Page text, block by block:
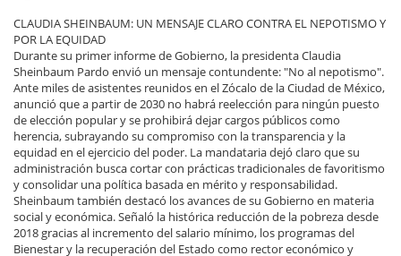
CLAUDIA SHEINBAUM: UN MENSAJE CLARO CONTRA EL NEPOTISMO Y
POR LA EQUIDAD
Durante su primer informe de Gobierno, la presidenta Claudia
Sheinbaum Pardo envió un mensaje contundente: "No al nepotismo".
Ante miles de asistentes reunidos en el Zócalo de la Ciudad de México,
anunció que a partir de 2030 no habrá reelección para ningún puesto
de elección popular y se prohibirá dejar cargos públicos como
herencia, subrayando su compromiso con la transparencia y la
equidad en el ejercicio del poder. La mandataria dejó claro que su
administración busca cortar con prácticas tradicionales de favoritismo
y consolidar una política basada en mérito y responsabilidad.
Sheinbaum también destacó los avances de su Gobierno en materia
social y económica. Señaló la histórica reducción de la pobreza desde
2018 gracias al incremento del salario mínimo, los programas del
Bienestar y la recuperación del Estado como rector económico y